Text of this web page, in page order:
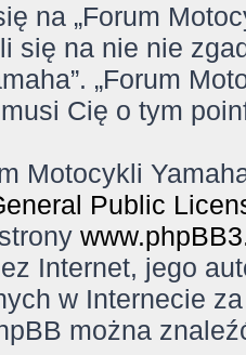
na „Forum
się na nie nie
„Forum
Cię o tym
Motocykli
Public
Internet, jego
w Internecie
można